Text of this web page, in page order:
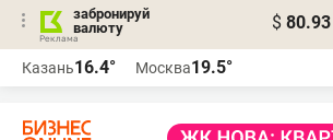
забронируй
валюту
$ 80.93
Казань16.4° Москва19.5°